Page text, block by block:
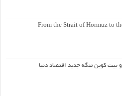
From the Strait of Hormuz to
بیت کوین تنگه جدید اقتصاد دنیا